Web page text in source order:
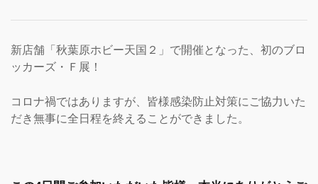
新店舗「秋葉原ホビー天国２」で開催となった、初のブロ
ッカーズ・Ｆ展！
コロナ禍ではありますが、皆様感染防止対策にご協力いた
だき無事に全日程を終えることができました。